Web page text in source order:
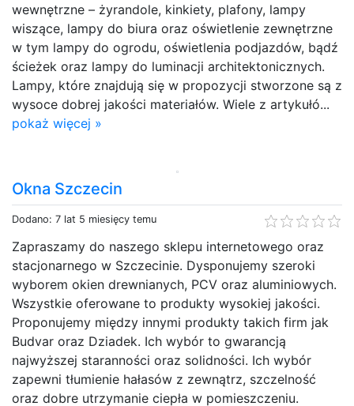
wewnętrzne – żyrandole, kinkiety, plafony, lampy
wiszące, lampy do biura oraz oświetlenie zewnętrzne
w tym lampy do ogrodu, oświetlenia podjazdów, bądź
ścieżek oraz lampy do luminacji architektonicznych.
Lampy, które znajdują się w propozycji stworzone są z
wysoce dobrej jakości materiałów. Wiele z artykułó...
pokaż więcej »
Okna Szczecin
Dodano: 7 lat 5 miesięcy temu
Zapraszamy do naszego sklepu internetowego oraz
stacjonarnego w Szczecinie. Dysponujemy szeroki
wyborem okien drewnianych, PCV oraz aluminiowych.
Wszystkie oferowane to produkty wysokiej jakości.
Proponujemy między innymi produkty takich firm jak
Budvar oraz Dziadek. Ich wybór to gwarancją
najwyższej staranności oraz solidności. Ich wybór
zapewni tłumienie hałasów z zewnątrz, szczelność
oraz dobre utrzymanie ciepła w pomieszczeniu.